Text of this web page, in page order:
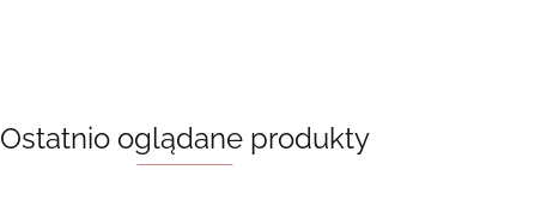
Ostatnio oglądane produkty